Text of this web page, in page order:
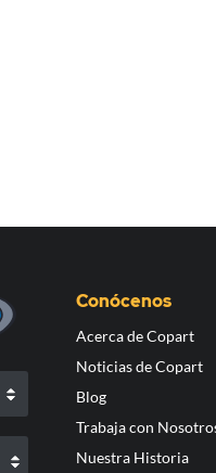
Conócenos
Acerca de Copart
Noticias de Copart
Blog
Trabaja con
Nuestra Historia